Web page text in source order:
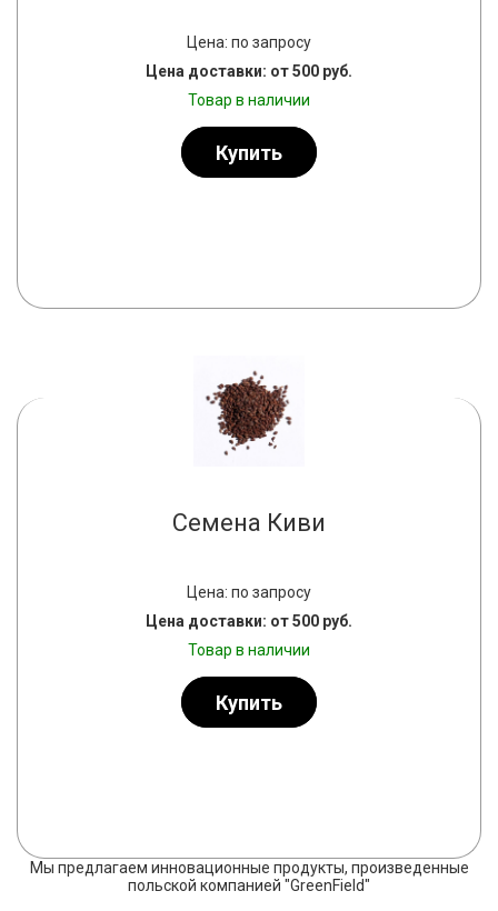
Цена: по запросу
Цена доставки: от 500 руб.
Товар в наличии
Купить
Семена Киви
Цена: по запросу
Цена доставки: от 500 руб.
Товар в наличии
Купить
Мы предлагаем инновационные продукты, произведенные
польской компанией "GreenField"